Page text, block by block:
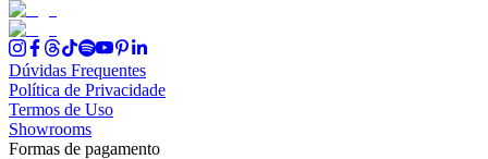
Dúvidas Frequentes
Política de Privacidade
Termos de Uso
Showrooms
Formas de pagamento